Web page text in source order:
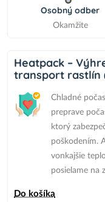
Osobný odber
Okamžite
Heatpack –
transport rastlín
Chladné
preprave
ktorý
poškodením.
vonkajšie
posielame na
Do košíka